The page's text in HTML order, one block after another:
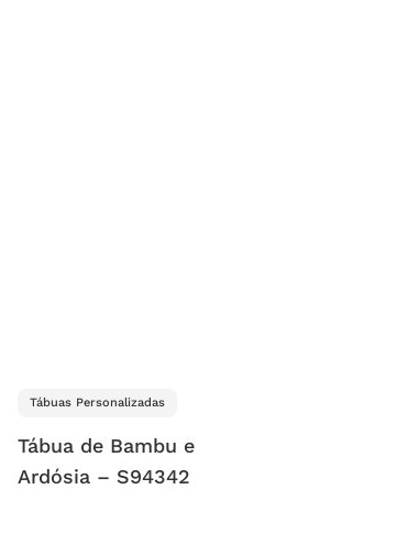
Tábuas Personalizadas
Tábua de Bambu e
Ardósia – S94342